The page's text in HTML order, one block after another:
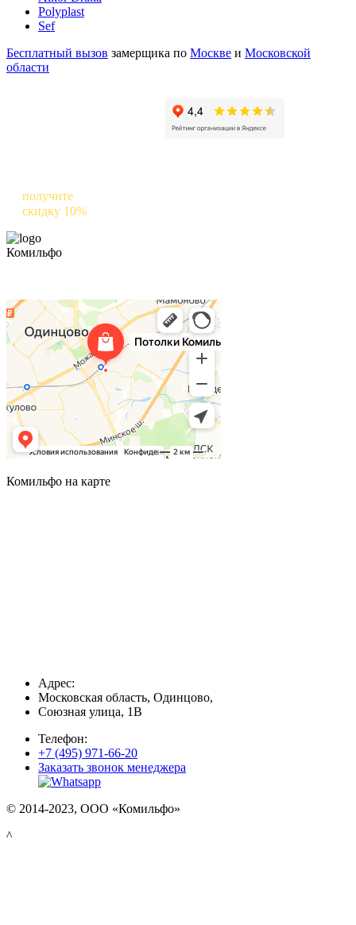
Polyplast
Sef
Бесплатный вызов замерщика по Москве и Московской
области
получите
скидку 10%
Комильфо
Комильфо на карте
Адрес:
Московская область, Одинцово,
Союзная улица, 1В
Телефон:
+7 (495) 971-66-20
Заказать звонок менеджера
© 2014-2023, ООО «Комильфо»
^